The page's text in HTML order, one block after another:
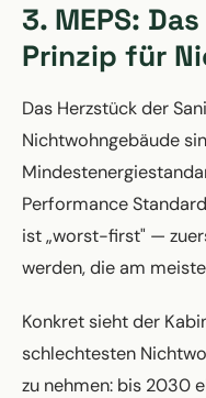
3. MEPS:
Prinzip für
Das Herzstück der
Nichtwohngebäude
Performance
ist „worst-first" —
werden, die am
Konkret sieht der
schlechtesten
zu nehmen: bis 2030